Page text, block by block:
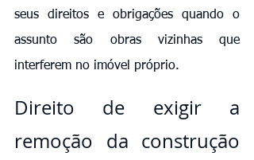
seus direitos e obrigações quando o
assunto são obras vizinhas que
interferem no imóvel próprio.
Direito de exigir a
remoção da construção